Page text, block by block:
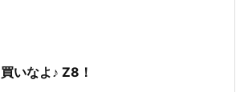
いなよ♪ Z8！